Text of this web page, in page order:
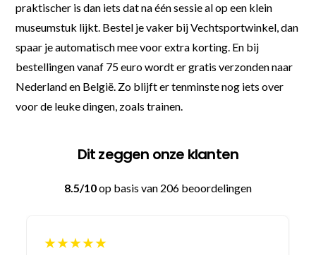
praktischer is dan iets dat na één sessie al op een klein
museumstuk lijkt. Bestel je vaker bij Vechtsportwinkel, dan
spaar je automatisch mee voor extra korting. En bij
bestellingen vanaf 75 euro wordt er gratis verzonden naar
Nederland en België. Zo blijft er tenminste nog iets over
voor de leuke dingen, zoals trainen.
Dit zeggen onze klanten
8.5/10op basis van 206 beoordelingen
★★★★★